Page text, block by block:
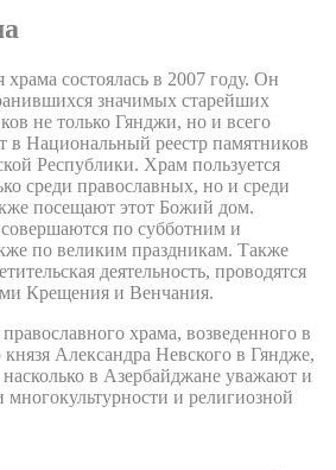
храма состоялась в 2007 году. Он
значимых старейших
не только Гянджи, но и всего
в Национальный реестр памятников
Республики. Храм пользуется
среди православных, но и среди
посещают этот Божий дом.
по субботним и
по великим праздникам. Также
деятельность, проводятся
Крещения и Венчания.
православного храма, возведенного в
князя Александра Невского в Гяндже,
насколько в Азербайджане уважают и
многокультурности и религиозной